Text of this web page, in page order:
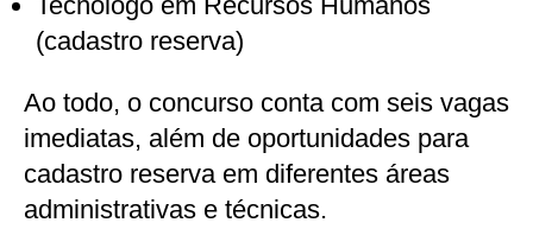
(cadastro reserva)
Ao todo, o concurso conta com seis vagas
imediatas, além de oportunidades para
cadastro reserva em diferentes áreas
administrativas e técnicas.